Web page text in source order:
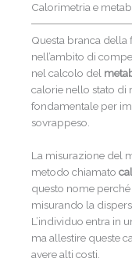
Calorimetria e
Questa branca della
nell’ambito di
nel calcolo del
calorie nello stato di
fondamentale per
sovrappeso.
La misurazione del
metodo chiamato
questo nome
misurando la
L’individuo entra in
ma allestire queste
avere alti costi.